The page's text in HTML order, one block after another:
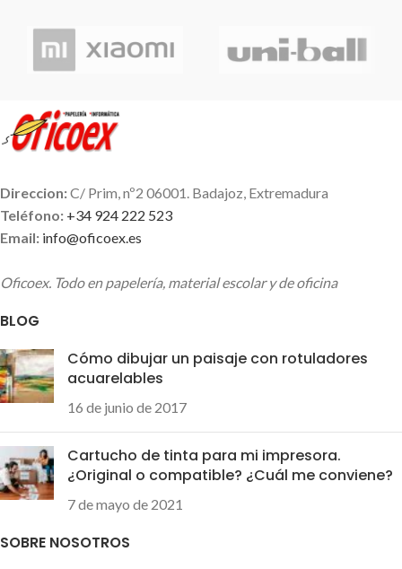
sin problemas, streaming de
voz y juegos en línea
computadora de escritorio o
portátil a una red inalámbrica a
Direccion:C/ Prim, nº2 06001. Badajoz, Extremadura
Teléfono: +34 924 222 523
Email: info@oficoex.es
Oficoex. Todo en papelería, material escolar y de oficina
BLOG
Cómo dibujar un paisaje con rotuladores
acuarelables
16 de junio de 2017
Cartucho de tinta para mi impresora.
¿Original o compatible? ¿Cuál me conviene?
7 de mayo de 2021
SOBRE NOSOTROS